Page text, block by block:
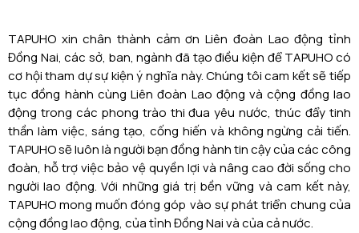
TAPUHO xin chân thành cảm ơn Liên đoàn Lao động tỉnh
Đồng Nai, các sở, ban, ngành đã tạo điều kiện để TAPUHO có
cơ hội tham dự sự kiện ý nghĩa này. Chúng tôi cam kết sẽ tiếp
tục đồng hành cùng Liên đoàn Lao động và cộng đồng lao
động trong các phong trào thi đua yêu nước, thúc đẩy tinh
thần làm việc, sáng tạo, cống hiến và không ngừng cải tiến.
TAPUHO sẽ luôn là người bạn đồng hành tin cậy của các công
đoàn, hỗ trợ việc bảo vệ quyền lợi và nâng cao đời sống cho
người lao động. Với những giá trị bền vững và cam kết này,
TAPUHO mong muốn đóng góp vào sự phát triển chung của
cộng đồng lao động, của tỉnh Đồng Nai và của cả nước.